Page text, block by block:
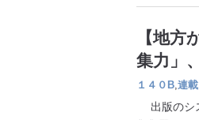
【地
集力」
１４０B,連載
出版のシ